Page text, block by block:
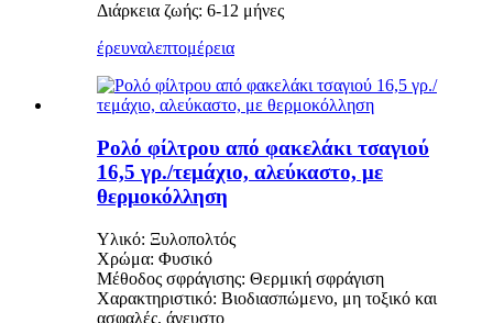
Διάρκεια ζωής: 6-12 μήνες
έρευναλεπτομέρεια
Ρολό φίλτρου από φακελάκι τσαγιού
16,5 γρ./τεμάχιο, αλεύκαστο, με
θερμοκόλληση
Υλικό: Ξυλοπολτός
Χρώμα: Φυσικό
Μέθοδος σφράγισης: Θερμική σφράγιση
Χαρακτηριστικό: Βιοδιασπώμενο, μη τοξικό και
ασφαλές, άγευστο